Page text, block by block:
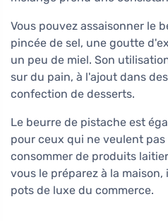
Vous pouvez assaisonner le
pincée de sel, une goutte
un peu de miel. Son
sur du pain, à l'ajout dans
confection de desserts.
Le beurre de pistache est
pour ceux qui ne veulent
consommer de produits
vous le préparez à la
pots de luxe du commerce.